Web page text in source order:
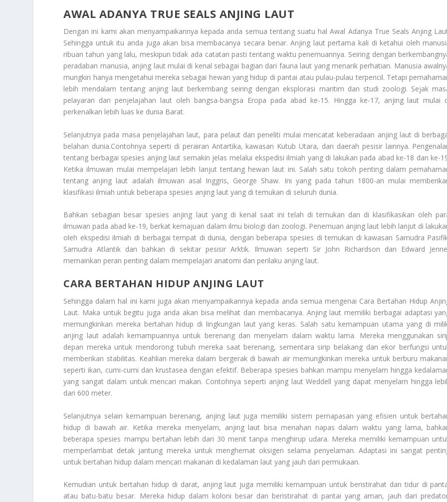
AWAL ADANYA TRUE SEALS ANJING LAUT
Dengan ini kami akan menyampaikannya kepada anda semua tentang suatu halAwal Adanya True Seals Anjing
Sehingga untuk itu anda juga akan bisa membacanya secara benar. Anjing laut pertama kali di ketahui oleh
ribuan tahun yang lalu, meskipun tidak ada catatan pasti tentang waktu penemuannya. Seiring dengan
peradaban manusia, anjing laut mulai di kenal sebagai bagian dari fauna laut yang menarik perhatian. Manusia
mungkin hanya mengetahui mereka sebagai hewan yang hidup di pantai atau pulau-pulau terpencil. Tetapi
lebih mendalam tentang anjing laut berkembang seiring dengan eksplorasi maritim dan studi zoologi. Sejak
pelayaran dan penjelajahan laut oleh bangsa-bangsa Eropa pada abad ke-15. Hingga ke-17, anjing laut mulai
perkenalkan lebih luas ke dunia Barat.
Selanjutnya pada masa penjelajahan laut, para pelaut dan peneliti mulai mencatat keberadaan anjing laut di
belahan dunia.Contohnya seperti di perairan Antartika, kawasan Kutub Utara, dan daerah pesisir lainnya.
tentang berbagai spesies anjing laut semakin jelas melalui ekspedisi ilmiah yang di lakukan pada abad ke-18 dan ke-
Ketika ilmuwan mulai mempelajari lebih lanjut tentang hewan laut ini. Salah satu tokoh penting dalam
tentang anjing laut adalah ilmuwan asal Inggris, George Shaw. Ini yang pada tahun 1800-an mulai
klasifikasi ilmiah untuk beberapa spesies anjing laut yang di temukan di seluruh dunia.
Bahkan sebagian besar spesies anjing laut yang di kenal saat ini telah di temukan dan di klasifikasikan oleh
ilmuwan pada abad ke-19, berkat kemajuan dalam ilmu biologi dan zoologi. Penemuan anjing laut lebih lanjut di
oleh ekspedisi ilmiah di berbagai tempat di dunia, dengan beberapa spesies di temukan di kawasan Samudra
Samudra Atlantik dan bahkan di sekitar pesisir Arktik. Ilmuwan seperti Sir John Richardson dan Edward
memainkan peran penting dalam mempelajari anatomi dan perilaku anjing laut.
CARA BERTAHAN HIDUP ANJING LAUT
Sehingga dalam hal ini kami juga akan menyampaikannya kepada anda semua mengenai Cara Bertahan Hidup
Laut. Maka untuk begitu juga anda akan bisa melihat dan membacanya. Anjing laut memiliki berbagai adaptasi
memungkinkan mereka bertahan hidup di lingkungan laut yang keras. Salah satu kemampuan utama yang di
anjing laut adalah kemampuannya untuk berenang dan menyelam dalam waktu lama. Mereka menggunakan
depan mereka untuk mendorong tubuh mereka saat berenang, sementara sirip belakang dan ekor berfungsi
memberikan stabilitas. Keahlian mereka dalam bergerak di bawah air memungkinkan mereka untuk berburu
seperti ikan, cumi-cumi dan krustasea dengan efektif. Beberapa spesies bahkan mampu menyelam hingga
yang sangat dalam untuk mencari makan. Contohnya seperti anjing laut Weddell yang dapat menyelam hingga
dari 600 meter.
Selanjutnya selain kemampuan berenang, anjing laut juga memiliki sistem pernapasan yang efisien untuk
hidup di bawah air. Ketika mereka menyelam, anjing laut bisa menahan napas dalam waktu yang lama,
beberapa spesies mampu bertahan lebih dari 30 menit tanpa menghirup udara. Mereka memiliki kemampuan
memperlambat detak jantung mereka untuk menghemat oksigen selama penyelaman. Adaptasi ini sangat
untuk bertahan hidup dalam mencari makanan di kedalaman laut yang jauh dari permukaan.
Kemudian untuk bertahan hidup di darat, anjing laut juga memiliki kemampuan untuk beristirahat dan tidur di
atau batu-batu besar. Mereka hidup dalam koloni besar dan beristirahat di pantai yang aman, jauh dari